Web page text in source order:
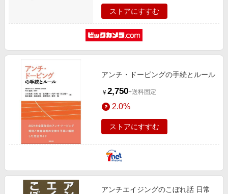
ストアにすすむ
アンチ・ドーピングの手続とルール
￥ 2,750+送料固定
2.0%
ストアにすすむ
アンチエイジングのこぼれ話 日常